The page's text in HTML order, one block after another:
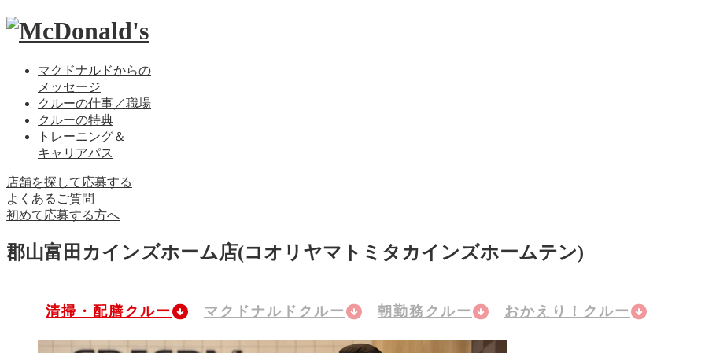
マクドナルドからの
メッセージ
クルーの仕事／職場
クルーの特典
トレーニング＆
キャリアパス
店舗を探して応募する
よくあるご質問
初めて応募する方へ
郡山富田カインズホーム店(コオリヤマトミタカインズホームテン)
清掃・配膳クルー マクドナルドクルー 朝勤務クルー おかえり！クルー